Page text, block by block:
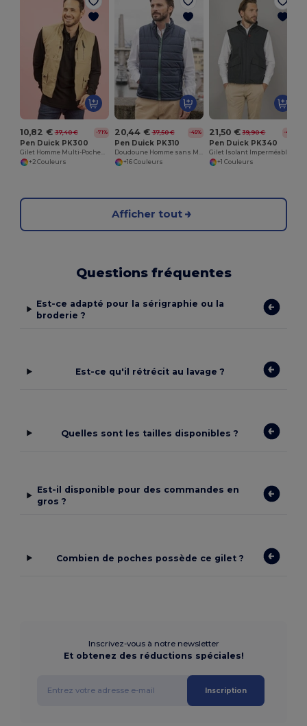
10,82 € 37,40 € -71%
Pen Duick PK300
+2 Couleurs
20,44 € 37,50 € -45%
Pen Duick PK310
+16 Couleurs
21,50 € 39,90 € -46%
Pen Duick PK340
+1 Couleurs
Afficher tout
Questions fréquentes
Est-ce adapté pour la sérigraphie ou la
broderie ?
Est-ce qu'il rétrécit au lavage ?
Quelles sont les tailles disponibles ?
Est-il disponible pour des commandes en
gros ?
Combien de poches possède ce gilet ?
Inscrivez-vous à notre newsletter
Et obtenez des réductions spéciales!
Inscription